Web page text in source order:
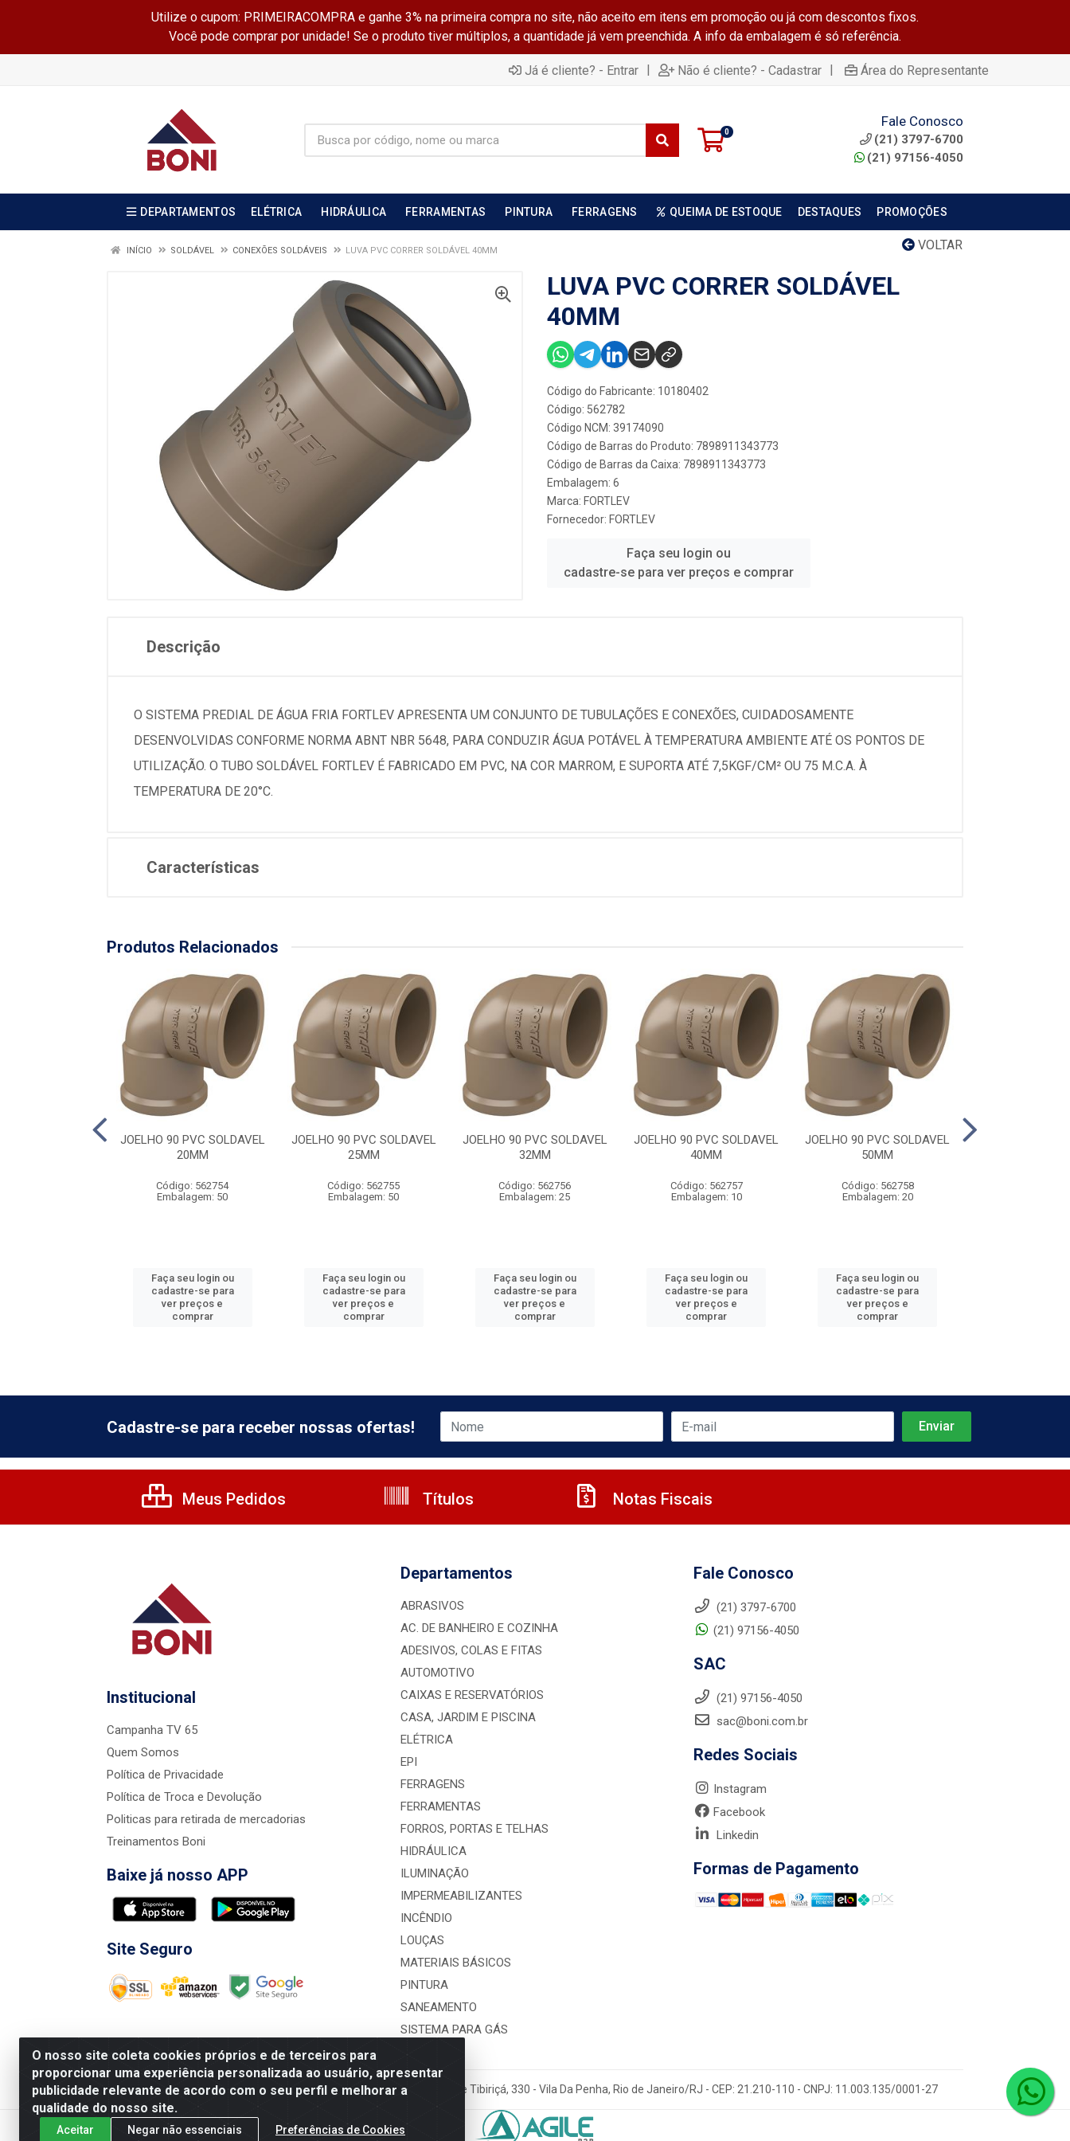
Utilize o cupom: PRIMEIRACOMPRA e ganhe 3% na primeira compra no site, não aceito em itens em promoção ou já com descontos fixos.
Você pode comprar por unidade! Se o produto tiver múltiplos, a quantidade já vem preenchida. A info da embalagem é só referência.
Já é cliente? - Entrar | Não é cliente? - Cadastrar | Área do Representante
0
Fale Conosco
(21) 3797-6700
(21) 97156-4050
DEPARTAMENTOS ELÉTRICA HIDRÁULICA FERRAMENTAS PINTURA FERRAGENS QUEIMA DE ESTOQUE DESTAQUES PROMOÇÕES
VOLTAR
INÍCIO SOLDÁVEL CONEXÕES SOLDÁVEIS LUVA PVC CORRER SOLDÁVEL 40MM
LUVA PVC CORRER SOLDÁVEL
40MM
Código do Fabricante: 10180402
Código: 562782
Código NCM: 39174090
Código de Barras do Produto: 7898911343773
Código de Barras da Caixa: 7898911343773
Embalagem: 6
Marca: FORTLEV
Fornecedor: FORTLEV
Faça seu login ou
cadastre-se para ver preços e comprar
Descrição
O SISTEMA PREDIAL DE ÁGUA FRIA FORTLEV APRESENTA UM CONJUNTO DE TUBULAÇÕES E CONEXÕES, CUIDADOSAMENTE
DESENVOLVIDAS CONFORME NORMA ABNT NBR 5648, PARA CONDUZIR ÁGUA POTÁVEL À TEMPERATURA AMBIENTE ATÉ OS PONTOS DE
UTILIZAÇÃO. O TUBO SOLDÁVEL FORTLEV É FABRICADO EM PVC, NA COR MARROM, E SUPORTA ATÉ 7,5KGF/CM² OU 75 M.C.A. À
TEMPERATURA DE 20°C.
Características
Produtos Relacionados
JOELHO 90 PVC SOLDAVEL
20MM
Código: 562754
Embalagem: 50
Faça seu login ou
cadastre-se para
ver preços e
comprar
JOELHO 90 PVC SOLDAVEL
25MM
Código: 562755
Embalagem: 50
Faça seu login ou
cadastre-se para
ver preços e
comprar
JOELHO 90 PVC SOLDAVEL
32MM
Código: 562756
Embalagem: 25
Faça seu login ou
cadastre-se para
ver preços e
comprar
JOELHO 90 PVC SOLDAVEL
40MM
Código: 562757
Embalagem: 10
Faça seu login ou
cadastre-se para
ver preços e
comprar
JOELHO 90 PVC SOLDAVEL
50MM
Código: 562758
Embalagem: 20
Faça seu login ou
cadastre-se para
ver preços e
comprar
O nosso site coleta cookies próprios e de terceiros para
proporcionar uma experiência personalizada ao usuário, apresentar
publicidade relevante de acordo com o seu perfil e melhorar a
qualidade do nosso site.
Aceitar Negar não essenciais Preferências de Cookies
Cadastre-se para receber nossas ofertas!
Meus Pedidos Títulos Notas Fiscais
Institucional
Campanha TV 65
Quem Somos
Política de Privacidade
Política de Troca e Devolução
Politicas para retirada de mercadorias
Treinamentos Boni
Baixe já nosso APP
Site Seguro
Departamentos
ABRASIVOS
AC. DE BANHEIRO E COZINHA
ADESIVOS, COLAS E FITAS
AUTOMOTIVO
CAIXAS E RESERVATÓRIOS
CASA, JARDIM E PISCINA
ELÉTRICA
EPI
FERRAGENS
FERRAMENTAS
FORROS, PORTAS E TELHAS
HIDRÁULICA
ILUMINAÇÃO
IMPERMEABILIZANTES
INCÊNDIO
LOUÇAS
MATERIAIS BÁSICOS
PINTURA
SANEAMENTO
SISTEMA PARA GÁS
Fale Conosco
(21) 3797-6700
(21) 97156-4050
SAC
(21) 97156-4050
sac@boni.com.br
Redes Sociais
Instagram
Facebook
Linkedin
Formas de Pagamento
Nova Boni Distribuidora de Material de Construção LTDA - Rua Alice Tibiriçá, 330 - Vila Da Penha, Rio de Janeiro/RJ - CEP: 21.210-110 - CNPJ: 11.003.135/0001-27